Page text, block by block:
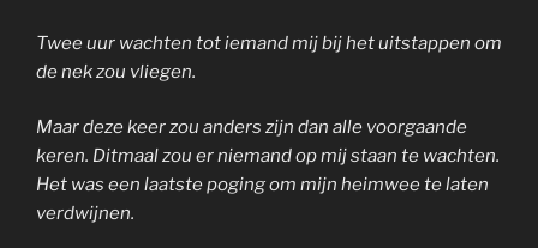
Twee uur wachten tot iemand mij bij het uitstappen om
de nek zou vliegen.
Maar deze keer zou anders zijn dan alle voorgaande
keren. Ditmaal zou er niemand op mij staan te wachten.
Het was een laatste poging om mijn heimwee te laten
verdwijnen.